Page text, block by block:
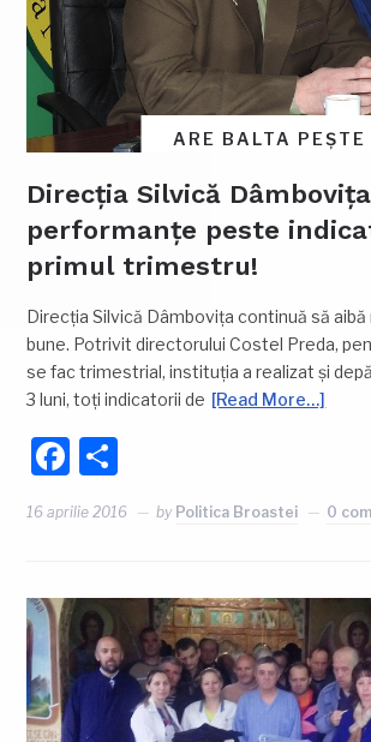
ARE BALTA PEȘTE
Direcția Silvică
performanțe peste
primul trimestru!
Direcția Silvică Dâmbovița continuă să
bune. Potrivit directorului Costel Preda,
se fac trimestrial, instituția a realizat și
3 luni, toți indicatorii de [Read More…]
Facebook
16 aprilie 2016 by Politica Broastei 0